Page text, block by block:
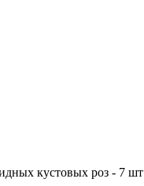
кустовых роз - 7 шт